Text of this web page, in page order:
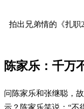
拍出兄弟情的《扎职
陈家乐：千万
问陈家乐和张继聪，